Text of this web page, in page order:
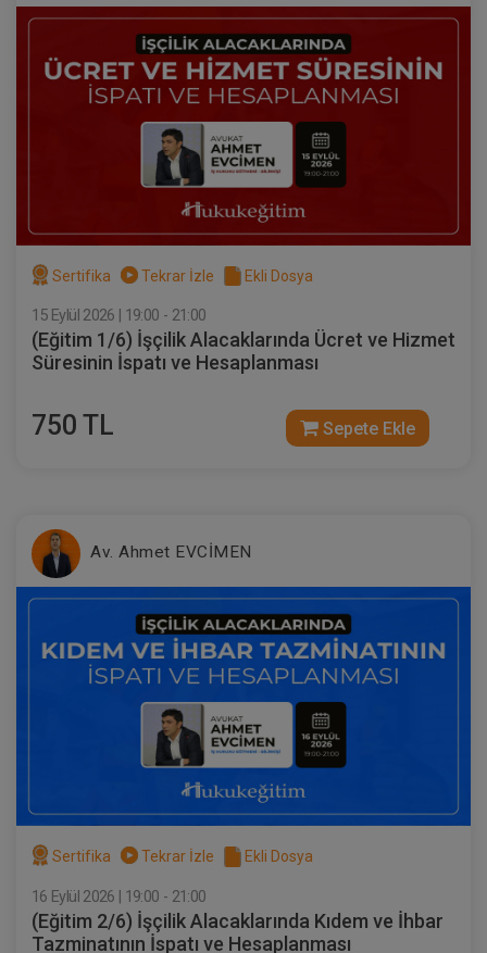
360 TL
Tüketici Hukuku Enstitüsü
Hukuku Kongresi - VIII. Oturum
Sepete Ekle
Tüketici Hukuku Enstitüsü
Borçların İfası ve İfa Edilmemesi - IV.
Borçlar Hukuku Kongresi - V. Oturum
360 TL Sepete Ekle
Sertifika Tekrar İzle Ekli Dosya
15 Eylül 2026 | 19:00 - 21:00
(Eğitim 1/6) İşçilik Alacaklarında Ücret ve Hizmet
Süresinin İspatı ve Hesaplanması
750 TL Sepete Ekle
Av. Ahmet EVCİMEN
Sertifika Tekrar İzle Ekli Dosya
16 Eylül 2026 | 19:00 - 21:00
(Eğitim 2/6) İşçilik Alacaklarında Kıdem ve İhbar
Tazminatının İspatı ve Hesaplanması